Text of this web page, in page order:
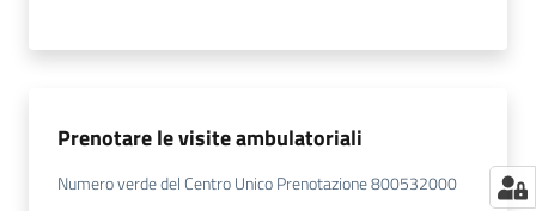
Prenotare le visite ambulatoriali
Numero verde del Centro Unico Prenotazione 800532000